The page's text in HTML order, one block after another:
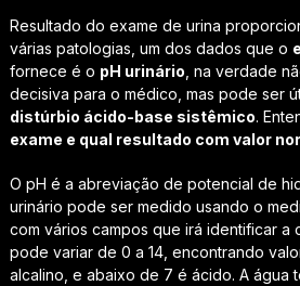
Resultado do exame de urina
várias patologias, um dos dados que o
fornece é o pH urinário , na verdade
decisiva para o médico, mas pode ser
distúrbio ácido-base sistêmico.
exame e qual resultado com valor
O pH é a abreviação de potencial de
urinário pode ser medido usando o
com vários campos que irá identificar a
pode variar de 0 a 14, encontrando
alcalino, e abaixo de 7 é ácido. A água